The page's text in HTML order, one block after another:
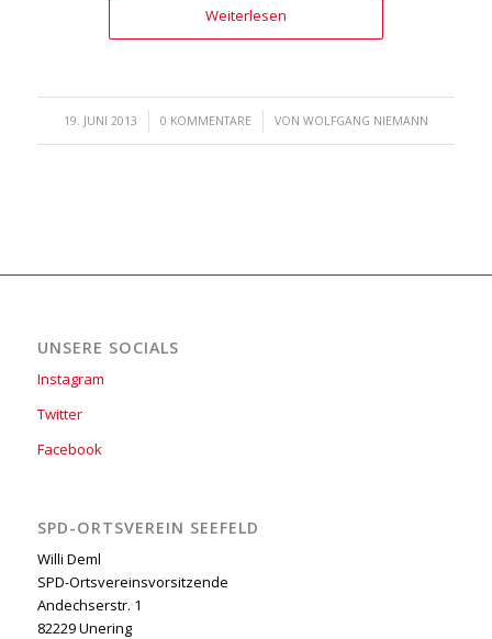
Weiterlesen
19. JUNI 2013
/ 0 KOMMENTARE
/ VON WOLFGANG NIEMANN
UNSERE SOCIALS
Instagram
Twitter
Facebook
SPD-ORTSVEREIN SEEFELD
Willi Deml
SPD-Ortsvereinsvorsitzende
Andechserstr. 1
82229 Unering